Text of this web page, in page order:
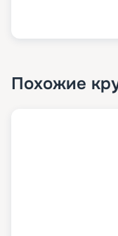
Похожие